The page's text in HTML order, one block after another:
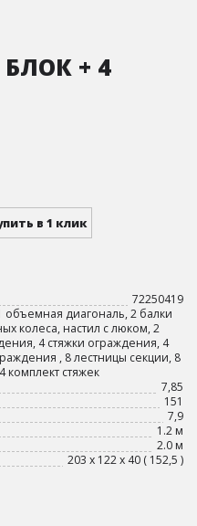
+ 4
в 1 клик
72250419
объемная диагональ, 2 балки
колеса, настил с люком, 2
4 стяжки ограждения, 4
, 8 лестницы секции, 8
комплект стяжек
7,85
151
7,9
1.2 м
2.0 м
203 х 122 х 40 ( 152,5 )